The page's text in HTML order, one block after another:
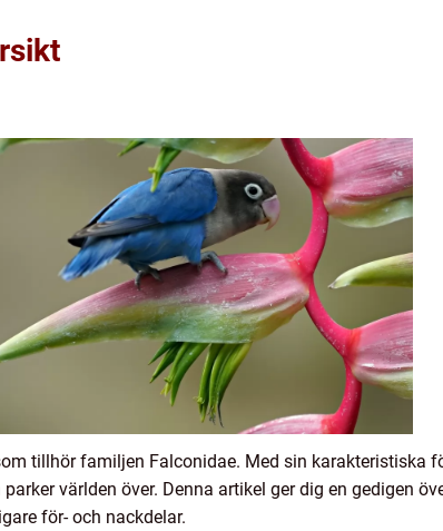
tillhör familjen Falconidae. Med sin karakteristiska
världen över. Denna artikel ger dig en gedigen
för- och nackdelar.